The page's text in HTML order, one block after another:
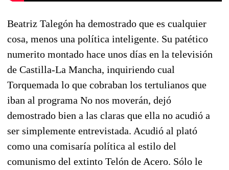
Beatriz Talegón ha demostrado que es cualquier
cosa, menos una política inteligente. Su patético
numerito montado hace unos días en la televisión
de Castilla-La Mancha, inquiriendo cual
Torquemada lo que cobraban los tertulianos que
iban al programa No nos moverán, dejó
demostrado bien a las claras que ella no acudió a
ser simplemente entrevistada. Acudió al plató
como una comisaría política al estilo del
comunismo del extinto Telón de Acero. Sólo le